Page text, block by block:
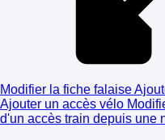
Modifier la fiche falaise
Ajouter un accès vélo
d'un accès train depuis une